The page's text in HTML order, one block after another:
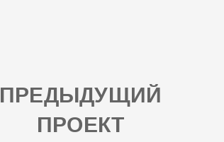
ПРЕДЫДУЩИЙ
ПРОЕКТ